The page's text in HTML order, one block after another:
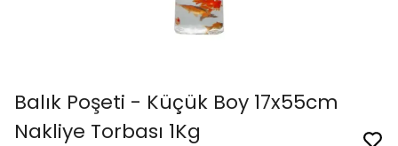
Balık Poşeti - Küçük Boy 17x55cm
Nakliye Torbası 1Kg